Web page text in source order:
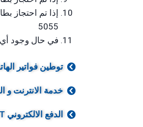
5055
في حال وجود أي
توطين فواتير
خدمة الانترنت و
الدفع الالكتروني ePAYMENT : سدد مدفوعاتك